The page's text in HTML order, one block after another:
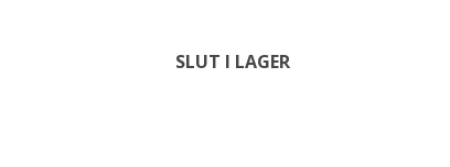
SLUT I LAGER